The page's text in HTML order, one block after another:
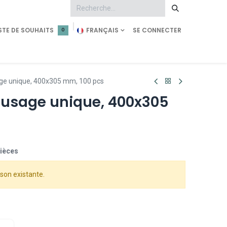
0
DE SOUHAITS FRANÇAIS SE CONNECTER
unique, 400x305 mm, 100 pcs
unique, 400x305
existante.